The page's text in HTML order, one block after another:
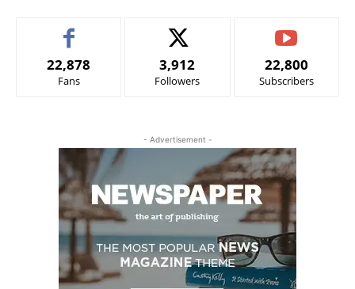
22,878
Fans
3,912
Followers
22,800
Subscribers
- Advertisement -